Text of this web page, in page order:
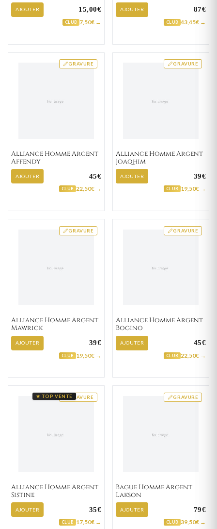
AJOUTER 15,00€
CLUB 7,50€ →
AJOUTER 87€
CLUB 43,45€ →
GRAVURE
Alliance Homme Argent
Affendy
AJOUTER 45€
CLUB 22,50€ →
GRAVURE
Alliance Homme Argent
Joaqhim
AJOUTER 39€
CLUB 19,50€ →
GRAVURE
Alliance Homme Argent
Mawrick
AJOUTER 39€
CLUB 19,50€ →
GRAVURE
Alliance Homme Argent
Bogino
AJOUTER 45€
CLUB 22,50€ →
GRAVURE
★ TOP VENTE
Alliance Homme Argent
Sistine
AJOUTER 35€
CLUB 17,50€ →
GRAVURE
Bague Homme Argent
Lakson
AJOUTER 79€
CLUB 39,50€ →